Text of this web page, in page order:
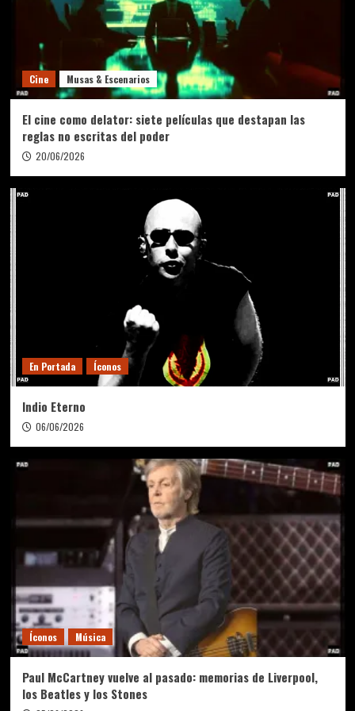
Bio computación Computación
Intelligencia Artificial
Medicina
Quantum Robótica
Chip chino reconstruye el cerebro en tiempo
real y promete revolucionar la medicina
Cómo el asfalto propaga enfermedades: un
estudio vincula las nuevas rutas con el
Genética
Antes del mito, después del ADN: la ciencia
reescribe la historia de los Médici
Cine Musas & Escenarios
El cine como delator: siete películas que destapan las
reglas no escritas del poder
20/06/2026
En Portada Íconos
Indio Eterno
06/06/2026
Íconos Música
Paul McCartney vuelve al pasado: memorias de Liverpool,
los Beatles y los Stones